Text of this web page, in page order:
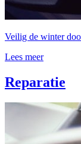
Veilig de winter
Lees meer
Reparatie